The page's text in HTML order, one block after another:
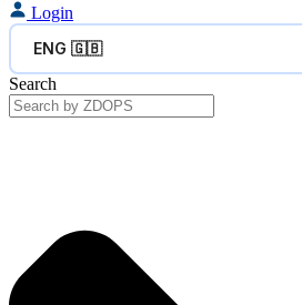
Login
ENG 🇬🇧
Search